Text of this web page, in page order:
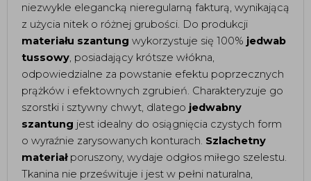
niezwykle elegancką nieregularną fakturą, wynikającą
materiału szantung wykorzystuje się 100% jedwab
tussowy, posiadający krótsze włókna,
odpowiedzialne za powstanie efektu poprzecznych
prążków i efektownych zgrubień. Charakteryzuje go
szorstki i sztywny chwyt, dlatego jedwabny
szantung jest idealny do osiągnięcia czystych form
o wyraźnie zarysowanych konturach. Szlachetny
materiał poruszony, wydaje odgłos miłego szelestu.
Tkanina nie prześwituje i jest w pełni naturalna,